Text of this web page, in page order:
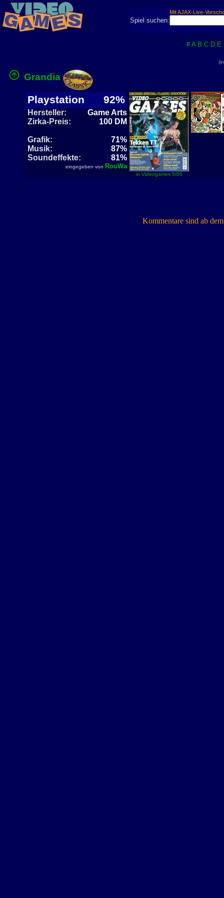
Mit AJAX-Live-
Spiel suchen:
# A B C D E
Grandia
Playstation 92%
Hersteller:
Game Arts
Zirka-Preis:
100 DM
Grafik:
71%
Musik:
87%
Soundeffekte:
81%
eingegeben von RouWa
in Videogames 5/00
Kommentare sind ab